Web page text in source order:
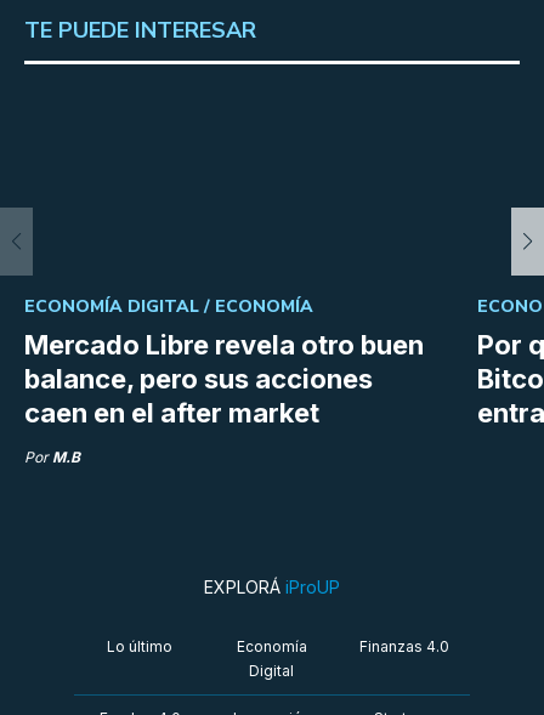
TE PUEDE INTERESAR
Mercado Libre revela otro buen
balance, pero sus acciones
caen en el after market
ECONOMÍA DIGITAL / ECONOMÍA
Por M.B
Por
EXPLORÁ iProUP
Lo último
Economía
Digital
Finanzas 4.0